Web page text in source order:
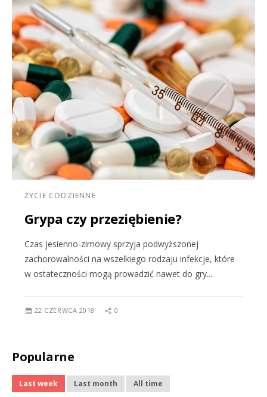
ŻYCIE CODZIENNE
Grypa czy przeziębienie?
Czas jesienno-zimowy sprzyja podwyższonej
zachorowalności na wszelkiego rodzaju infekcje, które
w ostateczności mogą prowadzić nawet do gry...
22 CZERWCA 2018 0
Popularne
Last week Last month All time